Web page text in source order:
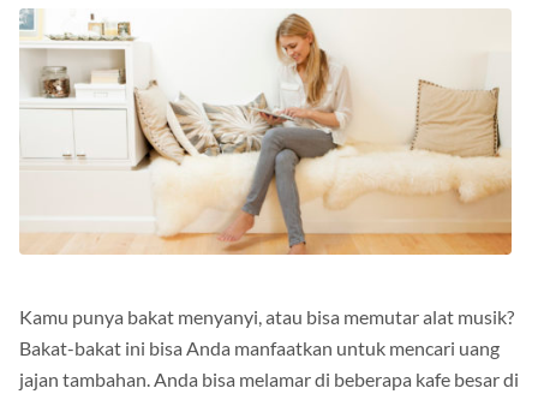
Kamu punya bakat menyanyi, atau bisa memutar alat musik?
Bakat-bakat ini bisa Anda manfaatkan untuk mencari uang
jajan tambahan.Anda bisa melamar di beberapa kafe besar di